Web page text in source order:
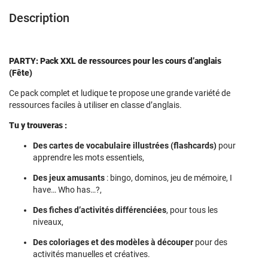
Description
PARTY: Pack XXL de ressources pour les cours d’anglais
(Fête)
Ce pack complet et ludique te propose une grande variété de
ressources faciles à utiliser en classe d’anglais.
Tu y trouveras :
Des cartes de vocabulaire illustrées (flashcards) pour
apprendre les mots essentiels,
Des jeux amusants : bingo, dominos, jeu de mémoire, I
have… Who has…?,
Des fiches d’activités différenciées, pour tous les
niveaux,
Des coloriages et des modèles à découper pour des
activités manuelles et créatives.